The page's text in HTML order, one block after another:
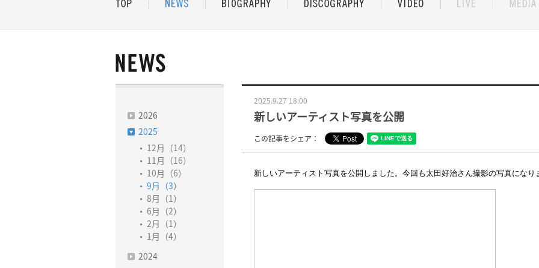
2026
2025
12月（14）
11月（16）
10月（6）
9月（3）
8月（1）
6月（2）
2月（1）
1月（4）
2024
2025.9.27 18:00
新しいアーティスト写真を公開
この記事をシェア：
新しいアーティスト写真を公開しました。今回も太田好治さん撮影の写真になり